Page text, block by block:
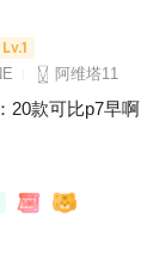
Lv.1
阿维塔11
： 20款可比p7早